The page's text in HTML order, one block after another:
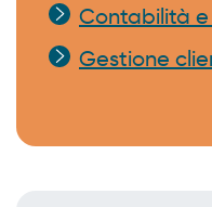
Contabilità e
Gestione